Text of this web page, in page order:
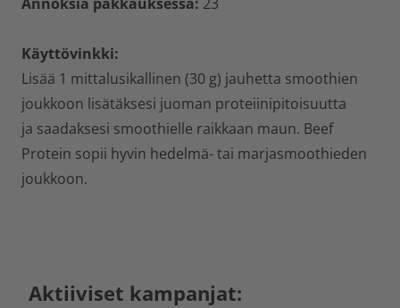
Käyttövinkki:
Lisää 1 mittalusikallinen (30 g) jauhetta smoothien
joukkoon lisätäksesi juoman proteiinipitoisuutta
ja saadaksesi smoothielle raikkaan maun. Beef
Protein sopii hyvin hedelmä- tai marjasmoothieden
joukkoon.
Aktiiviset kampanjat: